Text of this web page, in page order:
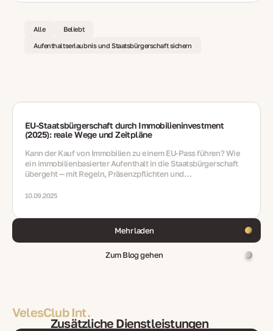
Alle Beliebt
Aufenthaltserlaubnis und Staatsbürgerschaft sichern
EU‑Staatsbürgerschaft durch Immobilieninvestment
(2025): reale Wege und Zeitpläne
Kann der Kauf von Immobilien zu einem EU‑Pass führen? Wie
ein immobilienbasierter Aufenthalt in die Staatsbürgerschaft
übergeht — mit Regeln, Präsenzpflichten und
10.09.2025
Mehr laden
Zum Blog gehen
VelesClub Int.
Zusätzliche Dienstleistungen